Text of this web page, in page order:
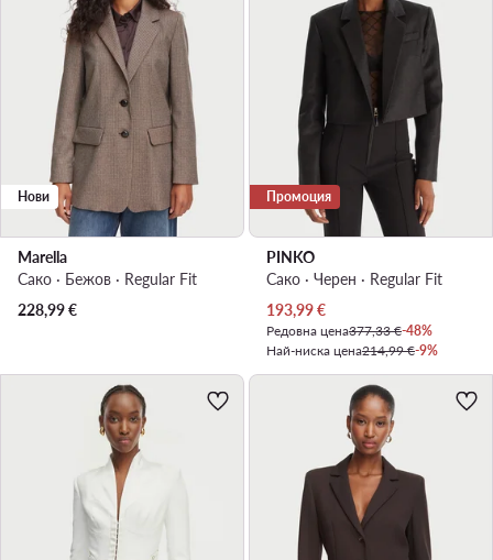
Нови
Marella
Сако · Бежов · Regular Fit
228,99€
Промоция
PINKO
Сако · Черен · Regular Fit
Актуална цена
193,99€
Редовна цена377,33 €-48%
Най-ниска цена214,99 €-9%